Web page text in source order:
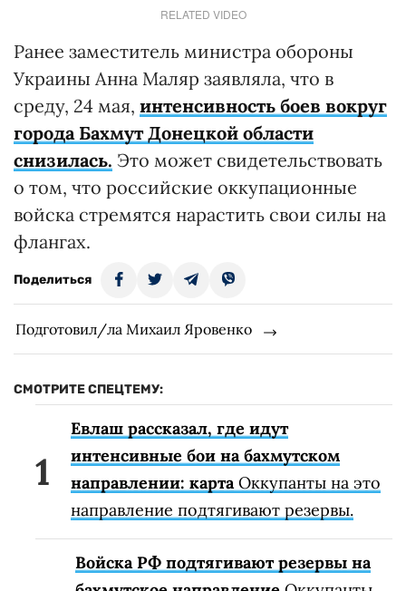
RELATED VIDEO
Ранее заместитель министра обороны
Украины Анна Маляр заявляла, что в
среду, 24 мая, интенсивность боев вокруг
города Бахмут Донецкой области
снизилась. Это может свидетельствовать
о том, что российские оккупационные
войска стремятся нарастить свои силы на
флангах.
Поделиться
Подготовил/ла Михаил Яровенко
СМОТРИТЕ СПЕЦТЕМУ:
Евлаш рассказал, где идут
интенсивные бои на бахмутском
направлении: картаОккупанты на это
направление подтягивают резервы.
Войска РФ подтягивают резервы на